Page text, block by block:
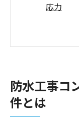
応力
防水工
防水工
防水工事コ
件とは